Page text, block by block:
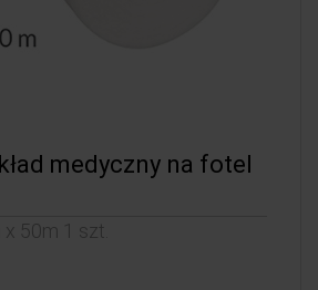
medyczny na fotel
50m 1 szt.